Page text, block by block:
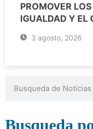
PROMOVER
IGUALDAD Y EL
3 agosto, 2026
Busqueda